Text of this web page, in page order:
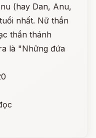
(hay Dan, Anu,
nhất. Nữ thần
thần thánh
là "Những đứa